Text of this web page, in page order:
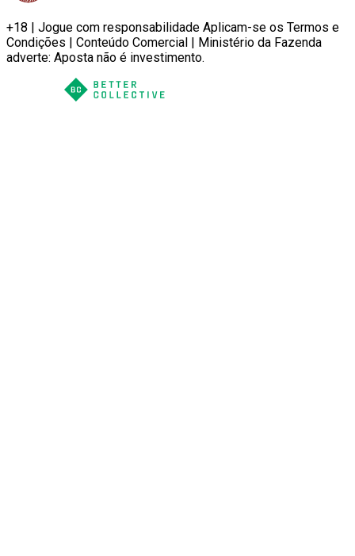
+18 | Jogue com responsabilidade Aplicam-se os Termos e
Condições | Conteúdo Comercial | Ministério da Fazenda
adverte: Aposta não é investimento.